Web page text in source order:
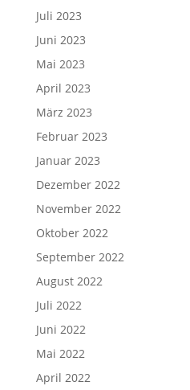
Juli 2023
Juni 2023
Mai 2023
April 2023
März 2023
Februar 2023
Januar 2023
Dezember 2022
November 2022
Oktober 2022
September 2022
August 2022
Juli 2022
Juni 2022
Mai 2022
April 2022